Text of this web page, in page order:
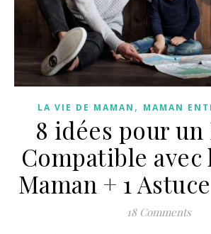
LA VIE DE MAMAN , MAMAN
8 idées pour
Compatible avec
Maman + 1
18 Comments